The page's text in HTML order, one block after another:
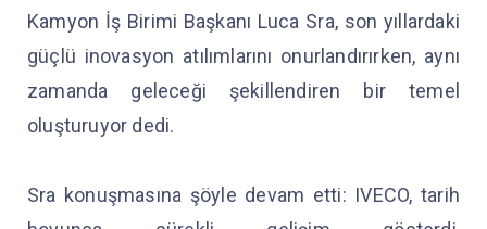
Kamyon İş Birimi Başkanı Luca Sra, son yıllardaki
güçlü inovasyon atılımlarını onurlandırırken, aynı
zamanda geleceği şekillendiren bir temel
oluşturuyor dedi.
Sra konuşmasına şöyle devam etti: IVECO, tarih